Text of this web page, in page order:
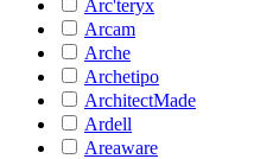
Arc'teryx
Arcam
Arche
Archetipo
ArchitectMade
Ardell
Areaware